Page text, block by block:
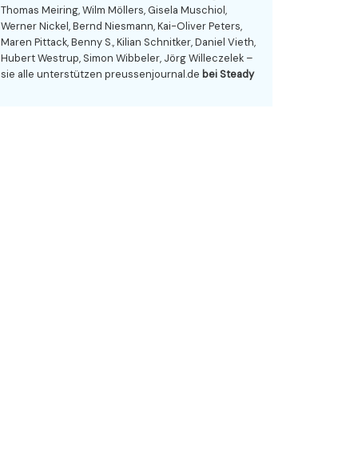
Thomas Meiring, Wilm Möllers, Gisela Muschiol,
Werner Nickel, Bernd Niesmann, Kai-Oliver Peters,
Maren Pittack, Benny S., Kilian Schnitker, Daniel Vieth,
Hubert Westrup, Simon Wibbeler, Jörg Willeczelek –
sie alle unterstützen preussenjournal.de bei Steady